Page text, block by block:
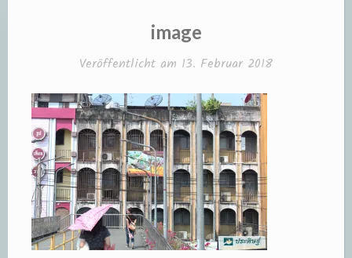
image
Veröffentlicht am 13. Februar 2018